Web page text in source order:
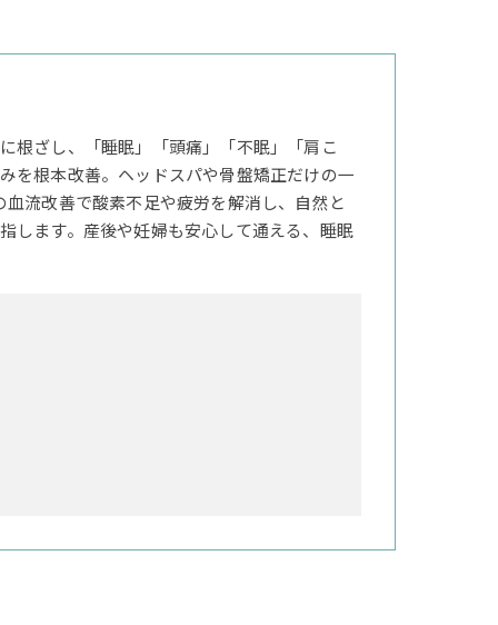
根ざし、「睡眠」「頭痛」「不眠」「肩こ
を根本改善。ヘッドスパや骨盤矯正だけの一
流改善で酸素不足や疲労を解消し、自然と
します。産後や妊婦も安心して通える、睡眠